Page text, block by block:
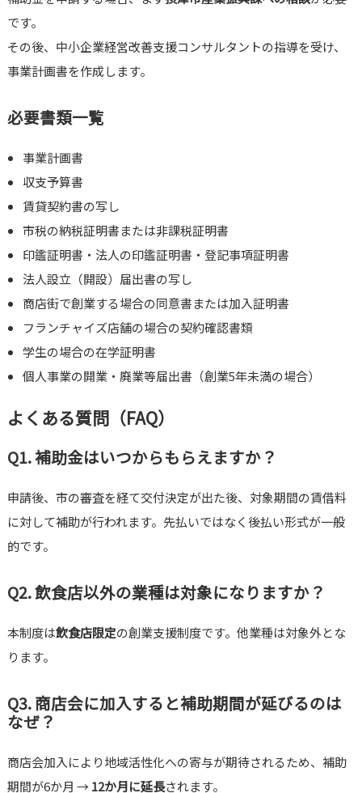
です。
その後、中小企業経営改善支援コンサルタントの指導を受け、
事業計画書を作成します。
必要書類一覧
事業計画書
収支予算書
賃貸契約書の写し
市税の納税証明書または非課税証明書
印鑑証明書・法人の印鑑証明書・登記事項証明書
法人設立（開設）届出書の写し
商店街で創業する場合の同意書または加入証明書
フランチャイズ店舗の場合の契約確認書類
学生の場合の在学証明書
個人事業の開業・廃業等届出書（創業5年未満の場合）
よくある質問（FAQ）
Q1. 補助金はいつからもらえますか？
申請後、市の審査を経て交付決定が出た後、対象期間の賃借料
に対して補助が行われます。先払いではなく後払い形式が一般
的です。
Q2. 飲食店以外の業種は対象になりますか？
本制度は飲食店限定の創業支援制度です。他業種は対象外とな
ります。
Q3. 商店会に加入すると補助期間が延びるのは
なぜ？
商店会加入により地域活性化への寄与が期待されるため、補助
期間が6か月 →12か月に延長されます。